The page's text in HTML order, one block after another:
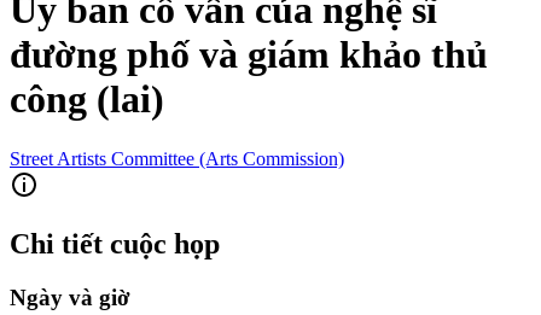
Ủy ban cố vấn của nghệ sĩ
đường phố và giám khảo thủ
công (lai)
Street Artists Committee (Arts Commission)
Chi tiết cuộc họp
Ngày và giờ